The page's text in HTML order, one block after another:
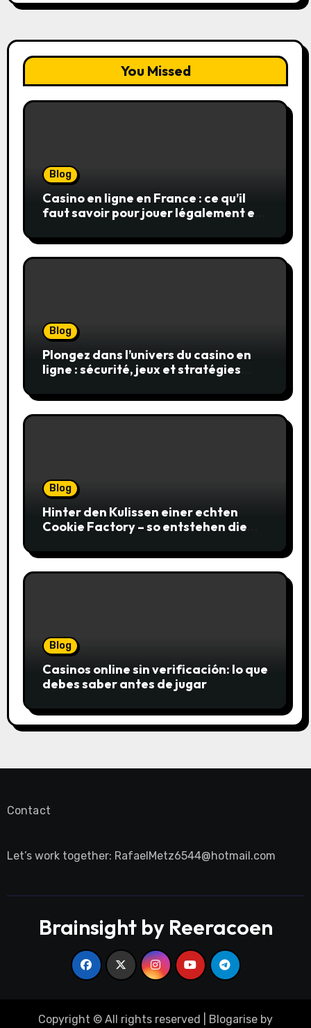
You Missed
Blog
Casino en ligne en France : ce qu’il
faut savoir pour jouer légalement et
Blog
Plongez dans l’univers du casino en
ligne : sécurité, jeux et stratégies
Blog
Hinter den Kulissen einer echten
Cookie Factory – so entstehen die
Blog
Casinos online sin verificación: lo que
debes saber antes de jugar
Contact
Let’s work together: RafaelMetz6544@hotmail.com
Brainsight by Reeracoen
Copyright © All rights reserved Blogarise by